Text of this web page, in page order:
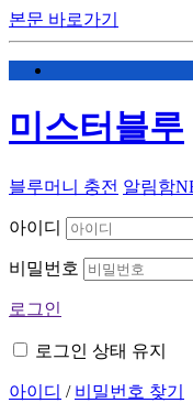
본문 바로가기
미스터블루
블루머니 충전 알림함
아이디
비밀번호
로그인
로그인 상태 유지
아이디 / 비밀번호 찾기